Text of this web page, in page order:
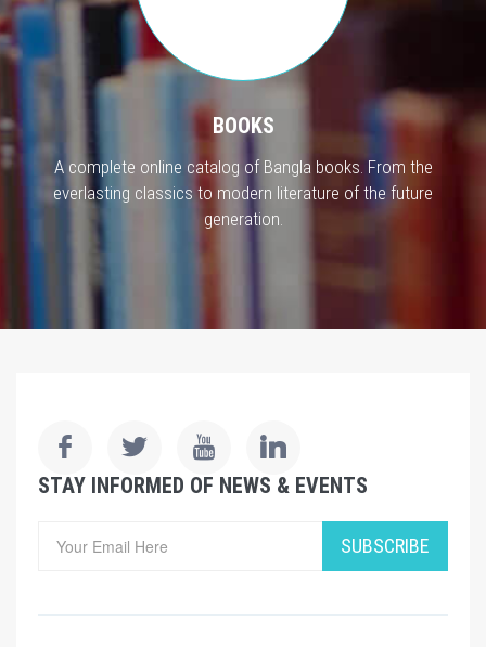
BOOKS
A complete online catalog of Bangla books. From the
everlasting classics to modern literature of the future
generation.
STAY INFORMED OF NEWS & EVENTS
SUBSCRIBE